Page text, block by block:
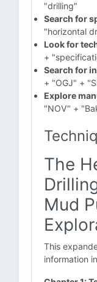
"drilling"
Search for
"horizontal
Look for
+
Search for
+ "OGJ" +
Explore
"NOV" +
The
Mud
This
information